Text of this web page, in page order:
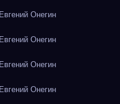
Онегин
Онегин
Онегин
Онегин